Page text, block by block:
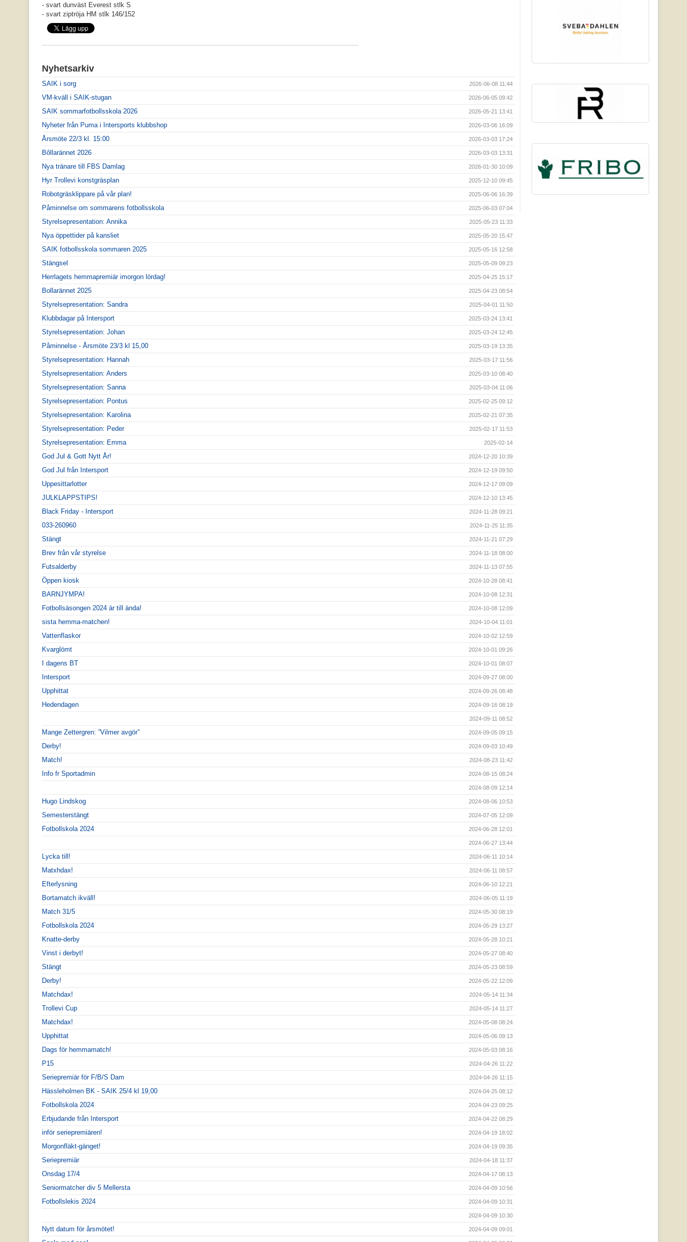
- svart dunväst Everest stlk S
- svart ziptröja HM stlk 146/152
Nyhetsarkiv
SAIK i sorg 2026-06-08 11:44
VM-kväll i SAIK-stugan 2026-06-05 09:42
SAIK sommarfotbollsskola 2026 2026-05-21 13:41
Nyheter från Puma i Intersports klubbshop 2026-03-06 16:09
Årsmöte 22/3 kl. 15:00 2026-03-03 17:24
Bôllarännet 2026 2026-03-03 13:31
Nya tränare till FBS Damlag 2026-01-30 10:09
Hyr Trollevi konstgräsplan 2025-12-10 09:45
Robotgräsklippare på vår plan! 2025-06-06 16:39
Påminnelse om sommarens fotbollsskola 2025-06-03 07:04
Styrelsepresentation: Annika 2025-05-23 11:33
Nya öppettider på kansliet 2025-05-20 15:47
SAIK fotbollsskola sommaren 2025 2025-05-16 12:58
Stängsel 2025-05-09 09:23
Herrlagets hemmapremiär imorgon lördag! 2025-04-25 15:17
Bollarännet 2025 2025-04-23 08:54
Styrelsepresentation: Sandra 2025-04-01 11:50
Klubbdagar på Intersport 2025-03-24 13:41
Styrelsepresentation: Johan 2025-03-24 12:45
Påminnelse - Årsmöte 23/3 kl 15,00 2025-03-19 13:35
Styrelsepresentation: Hannah 2025-03-17 11:56
Styrelsepresentation: Anders 2025-03-10 08:40
Styrelsepresentation: Sanna 2025-03-04 11:06
Styrelsepresentation: Pontus 2025-02-25 09:12
Styrelsepresentation: Karolina 2025-02-21 07:35
Styrelsepresentation: Peder 2025-02-17 11:53
Styrelsepresentation: Emma 2025-02-14
God Jul & Gott Nytt År! 2024-12-20 10:39
God Jul från Intersport 2024-12-19 09:50
Uppesittarlotter 2024-12-17 09:09
JULKLAPPSTIPS! 2024-12-10 13:45
Black Friday - Intersport 2024-11-28 09:21
033-260960 2024-11-25 11:35
Stängt 2024-11-21 07:29
Brev från vår styrelse 2024-11-18 08:00
Futsalderby 2024-11-13 07:55
Öppen kiosk 2024-10-28 08:41
BARNJYMPA! 2024-10-08 12:31
Fotbollsäsongen 2024 är till ända! 2024-10-08 12:09
sista hemma-matchen! 2024-10-04 11:01
Vattenflaskor 2024-10-02 12:59
Kvarglömt 2024-10-01 09:26
I dagens BT 2024-10-01 08:07
Intersport 2024-09-27 08:00
Upphittat 2024-09-26 08:48
Hedendagen 2024-09-16 08:19
2024-09-11 08:52
Mange Zettergren: ”Vilmer avgör” 2024-09-05 09:15
Derby! 2024-09-03 10:49
Match! 2024-08-23 11:42
Info fr Sportadmin 2024-08-15 08:24
2024-08-09 12:14
Hugo Lindskog 2024-08-06 10:53
Semesterstängt 2024-07-05 12:09
Fotbollskola 2024 2024-06-28 12:01
2024-06-27 13:44
Lycka till! 2024-06-11 10:14
Matxhdax! 2024-06-11 08:57
Efterlysning 2024-06-10 12:21
Bortamatch ikväll! 2024-06-05 11:19
Match 31/5 2024-05-30 08:19
Fotbollskola 2024 2024-05-29 13:27
Knatte-derby 2024-05-28 10:21
Vinst i derbyt! 2024-05-27 08:40
Stängt 2024-05-23 08:59
Derby! 2024-05-22 12:09
Matchdax! 2024-05-14 11:34
Trollevi Cup 2024-05-14 11:27
Matchdax! 2024-05-08 08:24
Upphittat 2024-05-06 09:13
Dags för hemmamatch! 2024-05-03 08:16
P15 2024-04-26 11:22
Seriepremiär för F/B/S Dam 2024-04-26 11:15
Hässleholmen BK - SAIK 25/4 kl 19,00 2024-04-25 08:12
Fotbollskola 2024 2024-04-23 09:25
Erbjudande från Intersport 2024-04-22 08:29
inför seriepremiären! 2024-04-19 18:02
Morgonfläkt-gänget! 2024-04-19 09:35
Seriepremiär 2024-04-18 11:37
Onsdag 17/4 2024-04-17 08:13
Seniormatcher div 5 Mellersta 2024-04-09 10:56
Fotbollslekis 2024 2024-04-09 10:31
2024-04-09 10:30
Nytt datum för årsmötet! 2024-04-09 09:01